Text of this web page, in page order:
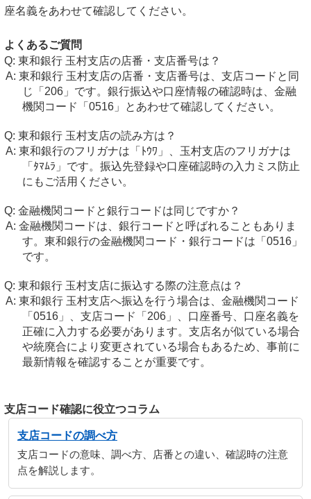
座名義をあわせて確認してください。
よくあるご質問
東和銀行 玉村支店の店番・支店番号は？
東和銀行 玉村支店の店番・支店番号は、支店コードと同
じ「206」です。銀行振込や口座情報の確認時は、金融
機関コード「0516」とあわせて確認してください。
東和銀行 玉村支店の読み方は？
東和銀行のフリガナは「ﾄｳﾜ」、玉村支店のフリガナは
「ﾀﾏﾑﾗ」です。振込先登録や口座確認時の入力ミス防止
にもご活用ください。
金融機関コードと銀行コードは同じですか？
金融機関コードは、銀行コードと呼ばれることもありま
す。東和銀行の金融機関コード・銀行コードは「0516」
です。
東和銀行 玉村支店に振込する際の注意点は？
東和銀行 玉村支店へ振込を行う場合は、金融機関コード
「0516」、支店コード「206」、口座番号、口座名義を
正確に入力する必要があります。支店名が似ている場合
や統廃合により変更されている場合もあるため、事前に
最新情報を確認することが重要です。
支店コード確認に役立つコラム
支店コードの調べ方
支店コードの意味、調べ方、店番との違い、確認時の注意
点を解説します。